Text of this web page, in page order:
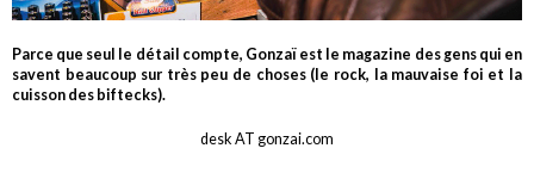
Parce que seul le détail compte, Gonzaï est le magazine des gens qui en
savent beaucoup sur très peu de choses (le rock, la mauvaise foi et la
cuisson des biftecks).
desk AT gonzai.com